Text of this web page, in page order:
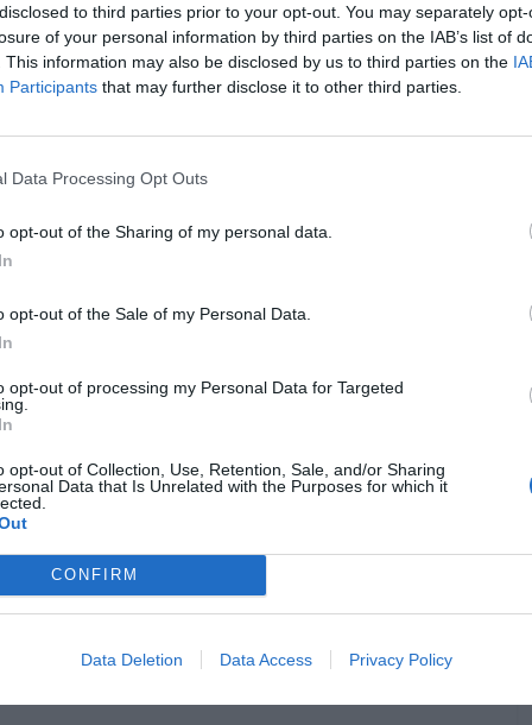
to third parties prior to your opt-out. You may separately
of your personal information by third parties on the IAB’s list of
This information may also be disclosed by us to third parties on the
Participants that may further disclose it to other third parties.
Data Processing Opt Outs
opt-out of the Sharing of my personal data.
opt-out of the Sale of my Personal Data.
opt-out of processing my Personal Data for Targeted
opt-out of Collection, Use, Retention, Sale, and/or Sharing
Data that Is Unrelated with the Purposes for which it
CONFIRM
Data Deletion Data Access Privacy Policy
série baseada numa misteriosa investigação de
é uma adaptação de Oskar Söderlund ao
acompanha a investigação de um duplo homicídio em
O caso demorou 16 anos a ser resolvido, tendo sido
participação de nomes como
Annika Hallin, Bahador Foladi e Julius
Pub